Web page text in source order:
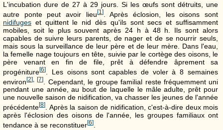
L'incubation dure de 27 à 29 jours. Si les œufs sont détruits, une
autre ponte peut avoir lieu[1]. Après éclosion, les oisons sont
nidifuges et quittent le nid dès qu'ils sont secs et suffisamment
mobiles, soit le plus souvent après 24 h à 48 h. Ils sont alors
capables de suivre leurs parents, de nager et de se nourrir seuls,
mais sous la surveillance de leur père et de leur mère. Dans l'eau,
la femelle nage toujours en tête, suivie par le cortège des oisons, le
père venant en fin de file, prêt à défendre âprement sa
progéniture[6] . Les oisons sont capables de voler à 8 semaines
environ[2] [7] . Cependant, le groupe familial reste fréquemment uni
pendant une année, au bout de laquelle le mâle adulte, prêt pour
une nouvelle saison de nidification, va chasser les jeunes de l'année
précédente[8]. Après la saison de nidification, c'est-à-dire deux mois
après l'éclosion des oisons de l'année, les groupes familiaux ont
tendance à se reconstituer[6]